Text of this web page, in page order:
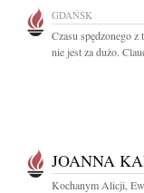
GDAŃSK
Czasu spędzonego
nie jest za dużo.
JOANNA
Kochanym Alicji,